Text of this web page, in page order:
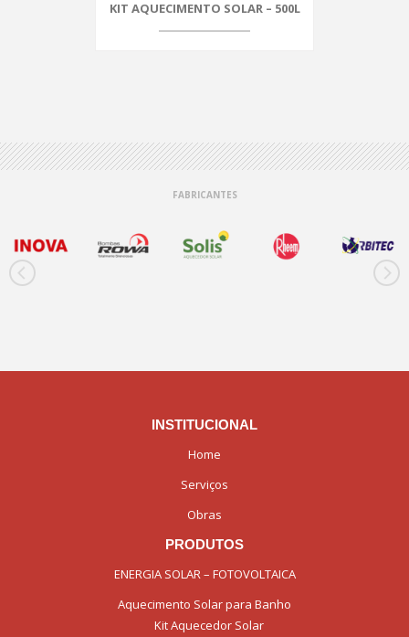
KIT AQUECIMENTO SOLAR – 500L
FABRICANTES
INSTITUCIONAL
Home
Serviços
Obras
PRODUTOS
ENERGIA SOLAR – FOTOVOLTAICA
Aquecimento Solar para Banho
Kit Aquecedor Solar